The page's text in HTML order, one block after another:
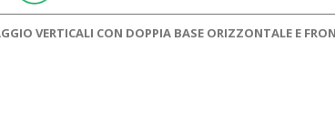
VERTICALI CON DOPPIA BASE ORIZZONTALE E